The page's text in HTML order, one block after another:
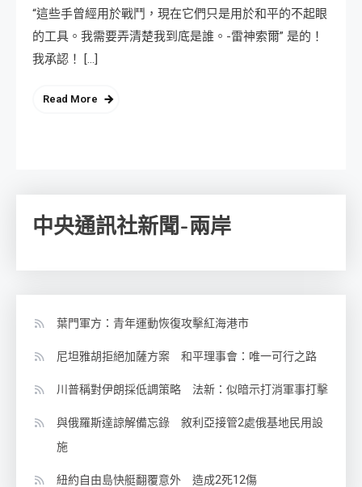
“這些手曾經用於戰鬥，現在它們只是用於和平的不起眼
的工具。我需要弄清楚我到底是誰。-雷神索爾” 是的！
我承認！ […]
Read More
中央通訊社新聞-兩岸
葉門軍方：青年運動恢復攻擊紅海港市
尼坦雅胡拒絕加薩方案 和平理事會：唯一可行之路
川普稱對伊朗採低調策略 法新：似暗示打消軍事打擊
與俄羅斯達諒解備忘錄 敘利亞接管2處俄基地民用設
施
紐約自由島快艇翻覆意外 造成2死12傷